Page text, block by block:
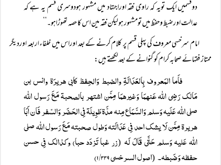
دوقسمیں ایک تویہ کہ راوی فقہ اوراجتہاد میں مشہور ہودوسری قسم یہ ہے کہ
عدالت اورضبط وحفظ میں تومشہور ہو لیکن فقہ مین اس کا حصہ تھوڑاہو۔‘‘
امام سرخسی معروف کی پہلی قسم پر کلام کرنے کے بعد اوراس میں خلفاء اربعہ اوردیگر
ممتاز فقہائے صحابہ کرام کو گنوانے کے بعد لکھتے ہیں:
فاَما المَعروف بِالعَدَالَۃِ والضبط وَالحِفظ کابی ھریرَۃ وانس بن
مَالک رَضِی اللہ عَنھمَا وَغیرھمَا مِمَّن اشتھر بالصحبۃ مَعَ رَسول اللہ
صلی اللہ عَلَیہ وَسلم وَالسَّمَاع مِنہ مدَّۃ طَوِیلَۃ فِی الحَضَر وَالسّفر فَان اَبَا
ھریرۃ مِمَّن لَا یشک احد فِی عَدَالَتہ وَطول صحبتہ مَعَ رَسول اللہ صلی
اللہ عَلیہ وَسلم حَتَّی قَالَ لَہ (زر غبا تَزدَد حبا) وکذالک فِی حسن
حفظہ وَضَبطہ۔ (اصول السرخسی ۱/۳۳۹)